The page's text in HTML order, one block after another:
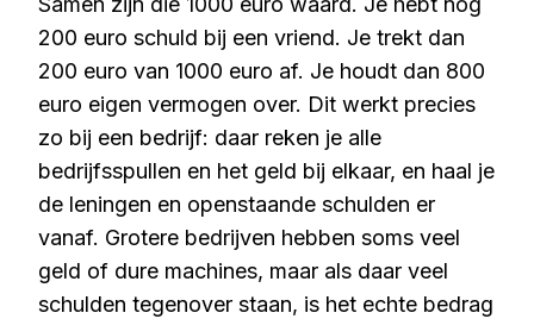
200 euro schuld bij een vriend. Je trekt dan
200 euro van 1000 euro af. Je houdt dan 800
euro eigen vermogen over. Dit werkt precies
zo bij een bedrijf: daar reken je alle
bedrijfsspullen en het geld bij elkaar, en haal je
de leningen en openstaande schulden er
vanaf. Grotere bedrijven hebben soms veel
geld of dure machines, maar als daar veel
schulden tegenover staan, is het echte bedrag